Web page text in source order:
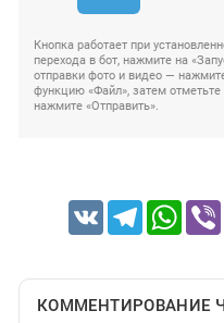
Кнопка работает при
перехода в бот, нажмите на
отправки фото и видео —
функцию «Файл», затем
нажмите «Отправить».
VK Telegram
КОММЕНТИРОВАНИЕ